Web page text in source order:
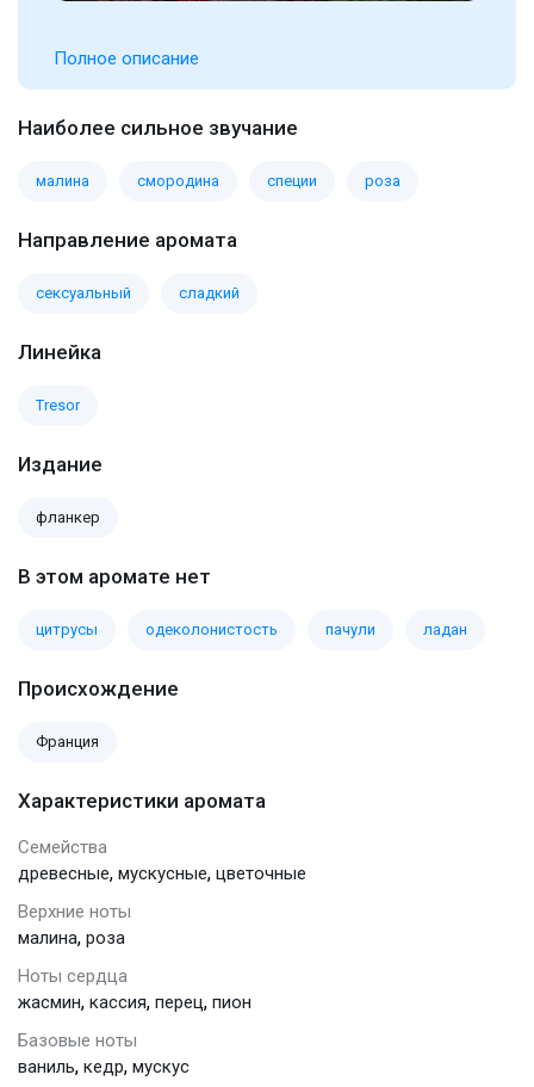
Полное описание
Наиболее сильное звучание
малина смородина специи роза
Направление аромата
сексуальный сладкий
Линейка
Tresor
Издание
фланкер
В этом аромате нет
цитрусы одеколонистость пачули ладан
Происхождение
Франция
Характеристики аромата
Семейства
древесные, мускусные, цветочные
Верхние ноты
малина, роза
Ноты сердца
жасмин, кассия, перец, пион
Базовые ноты
ваниль, кедр, мускус